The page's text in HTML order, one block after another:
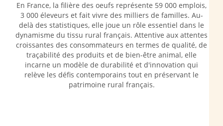
En France, la filière des oeufs représente 59 000 emplois,
3 000 éleveurs et fait vivre des milliers de familles. Au-
delà des statistiques, elle joue un rôle essentiel dans le
dynamisme du tissu rural français. Attentive aux attentes
croissantes des consommateurs en termes de qualité, de
traçabilité des produits et de bien-être animal, elle
incarne un modèle de durabilité et d'innovation qui
relève les défis contemporains tout en préservant le
patrimoine rural français.